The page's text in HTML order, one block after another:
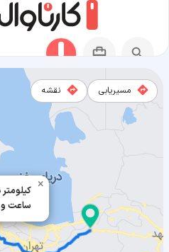
1165 کیلومتر
13 ساعت و 39 دقیقه
×
مسیریابی نقشه
مسیر شاهرود به ارومیه